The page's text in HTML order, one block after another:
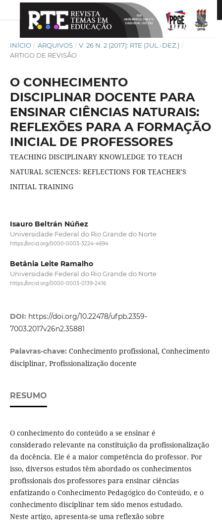
INÍCIO / ARQUIVOS / V. 26 N. 2 (2017): RTE (JUL.-DEZ.) /
ARTIGO DE REVISÃO
O CONHECIMENTO
DISCIPLINAR DOCENTE PARA
ENSINAR CIÊNCIAS NATURAIS:
REFLEXÕES PARA A FORMAÇÃO
INICIAL DE PROFESSORES
TEACHING DISCIPLINARY KNOWLEDGE TO TEACH
NATURAL SCIENCES: REFLECTIONS FOR TEACHER’S
INITIAL TRAINING
Isauro Beltrán Núñez
Universidade Federal do Rio Grande do Norte
https://orcid.org/0000-0003-3224-4694
Betânia Leite Ramalho
Universidade Federal do Rio Grande do Norte
https://orcid.org/0000-0003-0139-2416
DOI: https://doi.org/10.22478/ufpb.2359-
7003.2017v26n2.35881
Palavras-chave: Conhecimento profissional, Conhecimento
disciplinar, Profissionalização docente
RESUMO
O conhecimento do conteúdo a se ensinar é
considerado relevante na constituição da profissionalização
da docência. Ele é a maior competência do professor. Por
isso, diversos estudos têm abordado os conhecimentos
profissionais dos professores para ensinar ciências
enfatizando o Conhecimento Pedagógico do Conteúdo, e o
conhecimento disciplinar tem sido menos estudado.
Neste artigo, apresenta-se uma reflexão sobre